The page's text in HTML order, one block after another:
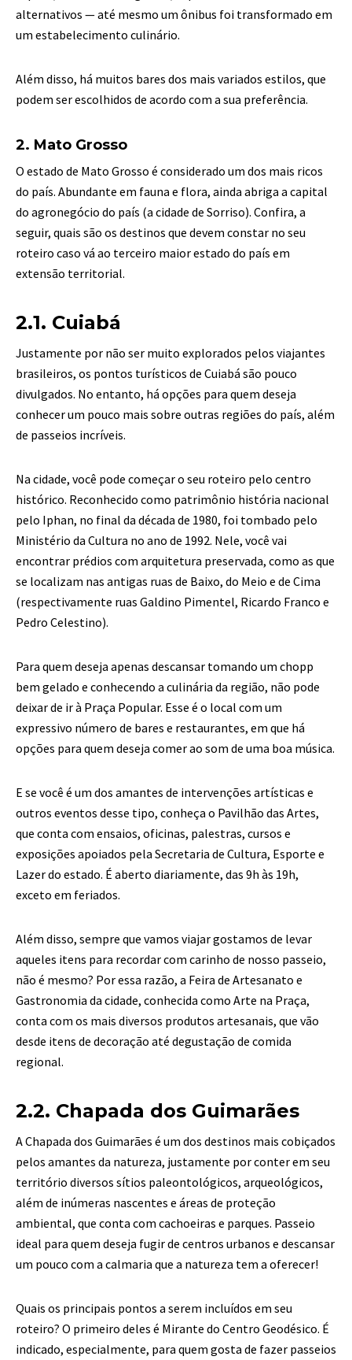
alternativos — até mesmo um ônibus foi transformado em
um estabelecimento culinário.
Além disso, há muitos bares dos mais variados estilos, que
podem ser escolhidos de acordo com a sua preferência.
2. Mato Grosso
O estado de Mato Grosso é considerado um dos mais ricos
do país. Abundante em fauna e flora, ainda abriga a capital
do agronegócio do país (a cidade de Sorriso). Confira, a
seguir, quais são os destinos que devem constar no seu
roteiro caso vá ao terceiro maior estado do país em
extensão territorial.
2.1. Cuiabá
Justamente por não ser muito explorados pelos viajantes
brasileiros, os pontos turísticos de Cuiabá são pouco
divulgados. No entanto, há opções para quem deseja
conhecer um pouco mais sobre outras regiões do país, além
de passeios incríveis.
Na cidade, você pode começar o seu roteiro pelo centro
histórico. Reconhecido como patrimônio história nacional
pelo Iphan, no final da década de 1980, foi tombado pelo
Ministério da Cultura no ano de 1992. Nele, você vai
encontrar prédios com arquitetura preservada, como as que
se localizam nas antigas ruas de Baixo, do Meio e de Cima
(respectivamente ruas Galdino Pimentel, Ricardo Franco e
Pedro Celestino).
Para quem deseja apenas descansar tomando um chopp
bem gelado e conhecendo a culinária da região, não pode
deixar de ir à Praça Popular. Esse é o local com um
expressivo número de bares e restaurantes, em que há
opções para quem deseja comer ao som de uma boa música.
E se você é um dos amantes de intervenções artísticas e
outros eventos desse tipo, conheça o Pavilhão das Artes,
que conta com ensaios, oficinas, palestras, cursos e
exposições apoiados pela Secretaria de Cultura, Esporte e
Lazer do estado. É aberto diariamente, das 9h às 19h,
exceto em feriados.
Além disso, sempre que vamos viajar gostamos de levar
aqueles itens para recordar com carinho de nosso passeio,
não é mesmo? Por essa razão, a Feira de Artesanato e
Gastronomia da cidade, conhecida como Arte na Praça,
conta com os mais diversos produtos artesanais, que vão
desde itens de decoração até degustação de comida
regional.
2.2. Chapada dos Guimarães
A Chapada dos Guimarães é um dos destinos mais cobiçados
pelos amantes da natureza, justamente por conter em seu
território diversos sítios paleontológicos, arqueológicos,
além de inúmeras nascentes e áreas de proteção
ambiental, que conta com cachoeiras e parques. Passeio
ideal para quem deseja fugir de centros urbanos e descansar
um pouco com a calmaria que a natureza tem a oferecer!
Quais os principais pontos a serem incluídos em seu
roteiro? O primeiro deles é Mirante do Centro Geodésico. É
indicado, especialmente, para quem gosta de fazer passeios